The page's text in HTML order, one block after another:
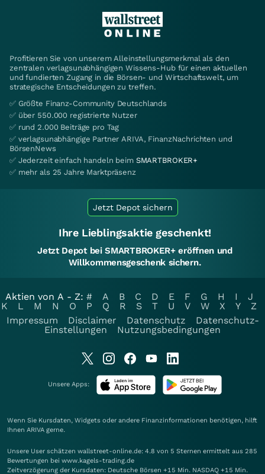
Profitieren Sie von unserem Alleinstellungsmerkmal als den
zentralen verlagsunabhängigen Wissens-Hub für einen aktuellen
und fundierten Zugang in die Börsen- und Wirtschaftswelt, um
strategische Entscheidungen zu treffen.
✅ Größte Finanz-Community Deutschlands
✅ über 550.000 registrierte Nutzer
✅ rund 2.000 Beiträge pro Tag
✅ verlagsunabhängige Partner ARIVA, FinanzNachrichten und
BörsenNews
✅ Jederzeit einfach handeln beim SMARTBROKER+
✅ mehr als 25 Jahre Marktpräsenz
Jetzt Depot sichern
Ihre Lieblingsaktie geschenkt!
Jetzt Depot bei SMARTBROKER+ eröffnen und
Willkommensgeschenk sichern.
Aktien von A - Z: # A B C D E F G H I
J
K
L M N O P Q R S T U V W X Y
Z
Impressum
Disclaimer Datenschutz
Datenschutz-
Einstellungen
Nutzungsbedingungen
Unsere Apps:
Wenn Sie Kursdaten, Widgets oder andere Finanzinformationen benötigen, hilft
Ihnen ARIVA gerne.
Unsere User schätzen wallstreet-online.de: 4.8 von 5 Sternen ermittelt aus 285
Bewertungen bei www.kagels-trading.de
Zeitverzögerung der Kursdaten: Deutsche Börsen +15 Min. NASDAQ +15 Min.